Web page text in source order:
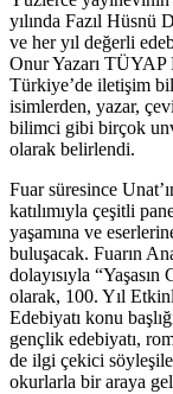
yılında Fazıl Hüsnü
ve her yıl değerli
Onur Yazarı TÜYAP
Türkiye’de iletişim
isimlerden, yazar,
bilimci gibi birçok
olarak belirlendi.
Fuar süresince
katılımıyla çeşitli
yaşamına ve
buluşacak. Fuarın
dolayısıyla
olarak, 100. Yıl
Edebiyatı konu
gençlik edebiyatı,
de ilgi çekici
okurlarla bir araya